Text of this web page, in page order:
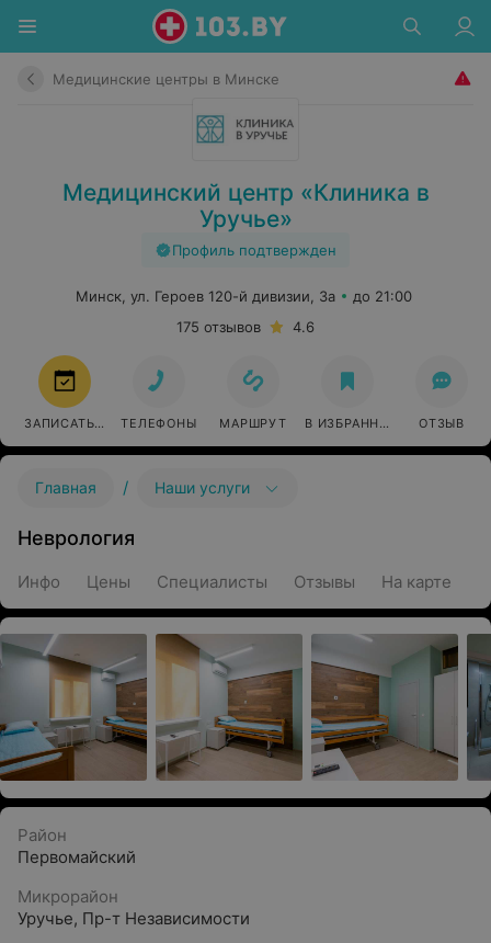
Медицинские центры в Минске
Медицинский центр «Клиника в
Уручье»
Профиль подтвержден
Минск, ул. Героев 120-й дивизии, 3а
до 21:00
175 отзывов
4.6
ЗАПИСАТЬСЯ ТЕЛЕФОНЫ МАРШРУТ В ИЗБРАННОЕ ОТЗЫВ
Главная / Наши услуги
Неврология
Инфо Цены Специалисты Отзывы На карте
Район
Первомайский
Микрорайон
Уручье, Пр-т Независимости